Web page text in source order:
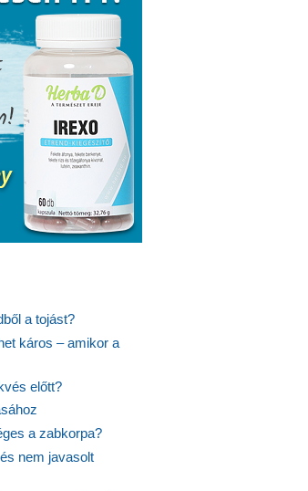
a tojást?
káros – amikor a
előtt?
a zabkorpa?
nem javasolt